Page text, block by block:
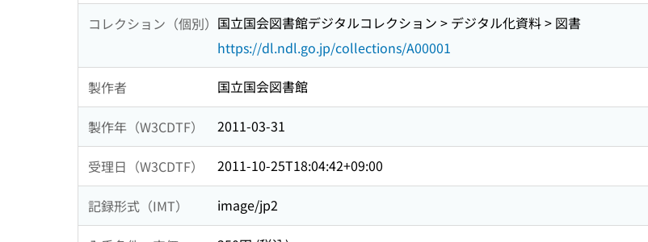
コレクション（個別） 国立国会図書館デジタルコレクション > デジタル化資料 > 図書
https://dl.ndl.go.jp/collections/A00001
製作者 国立国会図書館
製作年（W3CDTF） 2011-03-31
受理日（W3CDTF） 2011-10-25T18:04:42+09:00
記録形式（IMT） image/jp2